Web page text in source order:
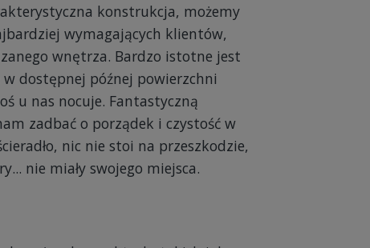
konstrukcja, możemy
wymagających klientów,
wnętrza. Bardzo istotne jest
dostępnej późnej powierzchni
u nas nocuje. Fantastyczną
zadbać o porządek i czystość w
nic nie stoi na przeszkodzie,
nie miały swojego miejsca.